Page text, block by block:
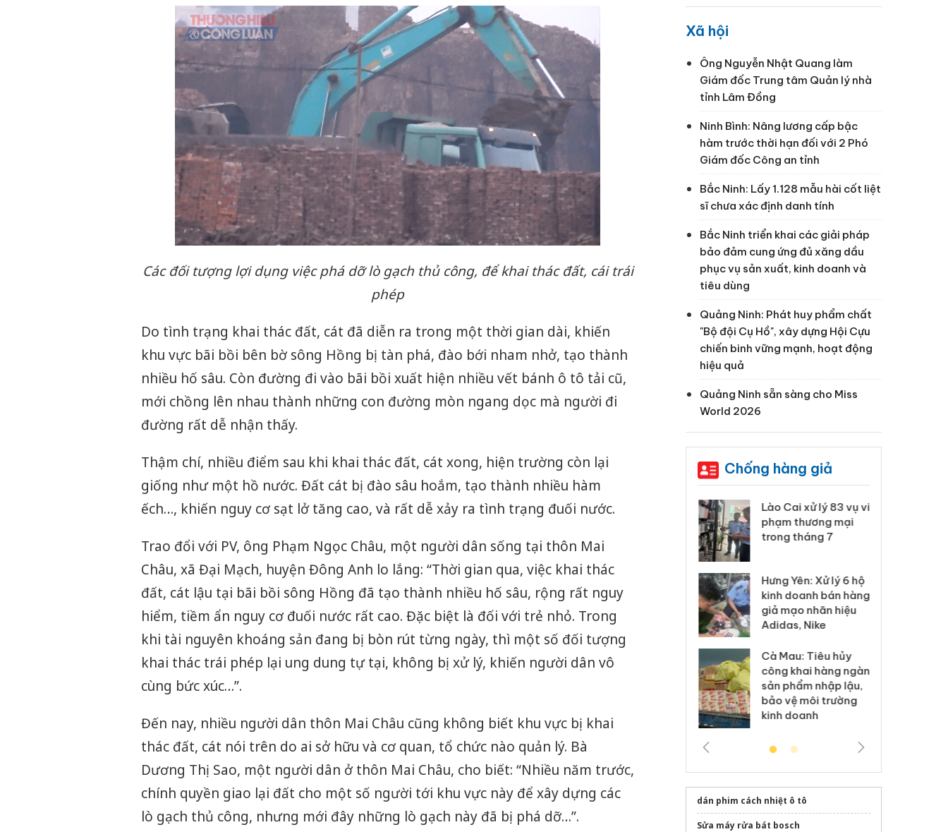
Các đối tượng lợi dụng việc phá dỡ lò gạch thủ công, để khai thác đất, cái trái
phép
Do tình trạng khai thác đất, cát đã diễn ra trong một thời gian dài, khiến
khu vực bãi bồi bên bờ sông Hồng bị tàn phá, đào bới nham nhở, tạo thành
nhiều hố sâu. Còn đường đi vào bãi bồi xuất hiện nhiều vết bánh ô tô tải cũ,
mới chồng lên nhau thành những con đường mòn ngang dọc mà người đi
đường rất dễ nhận thấy.
Thậm chí, nhiều điểm sau khi khai thác đất, cát xong, hiện trường còn lại
giống như một hồ nước. Đất cát bị đào sâu hoắm, tạo thành nhiều hàm
ếch…, khiến nguy cơ sạt lở tăng cao, và rất dễ xảy ra tình trạng đuối nước.
Trao đổi với PV, ông Phạm Ngọc Châu, một người dân sống tại thôn Mai
Châu, xã Đại Mạch, huyện Đông Anh lo lắng: “Thời gian qua, việc khai thác
đất, cát lậu tại bãi bồi sông Hồng đã tạo thành nhiều hố sâu, rộng rất nguy
hiểm, tiềm ẩn nguy cơ đuối nước rất cao. Đặc biệt là đối với trẻ nhỏ. Trong
khi tài nguyên khoáng sản đang bị bòn rút từng ngày, thì một số đối tượng
khai thác trái phép lại ung dung tự tại, không bị xử lý, khiến người dân vô
cùng bức xúc…”.
Đến nay, nhiều người dân thôn Mai Châu cũng không biết khu vực bị khai
thác đất, cát nói trên do ai sở hữu và cơ quan, tổ chức nào quản lý. Bà
Dương Thị Sao, một người dân ở thôn Mai Châu, cho biết: “Nhiều năm trước,
chính quyền giao lại đất cho một số người tới khu vực này để xây dựng các
lò gạch thủ công, nhưng mới đây những lò gạch này đã bị phá dỡ…”.
Xã hội
Ông Nguyễn Nhật Quang làm
Giám đốc Trung tâm Quản lý nhà
tỉnh Lâm Đồng
Ninh Bình: Nâng lương cấp bậc
hàm trước thời hạn đối với 2 Phó
Giám đốc Công an tỉnh
Bắc Ninh: Lấy 1.128 mẫu hài cốt liệt
sĩ chưa xác định danh tính
Bắc Ninh triển khai các giải pháp
bảo đảm cung ứng đủ xăng dầu
phục vụ sản xuất, kinh doanh và
tiêu dùng
Quảng Ninh: Phát huy phẩm chất
"Bộ đội Cụ Hồ", xây dựng Hội Cựu
chiến binh vững mạnh, hoạt động
hiệu quả
Quảng Ninh sẵn sàng cho Miss
World 2026
Chống hàng giả
Công an Thanh Hóa
bán yến sào giả
hại trong vụ án buôn
bán bình sữa
Moyuum giả
An Giang: Đối tượng
Lào Cai xử lý 83 vụ vi
phạm thương mại
trong tháng 7
Hưng Yên: Xử lý 6 hộ
kinh doanh bán hàng
giả mạo nhãn hiệu
Adidas, Nike
Cà Mau: Tiêu hủy
công khai hàng ngàn
sản phẩm nhập lậu,
bảo vệ môi trường
kinh doanh
dán phim cách nhiệt ô tô
Sửa máy rửa bát bosch